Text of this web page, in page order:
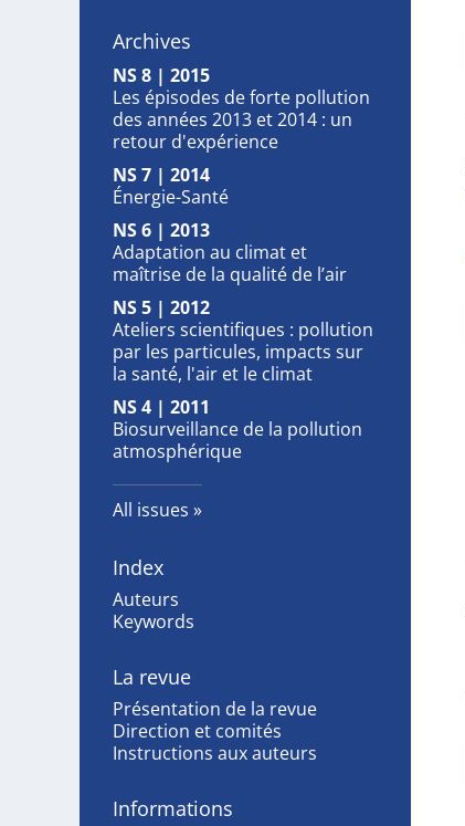
Archives
NS 8 | 2015
Les épisodes de forte pollution
des années 2013 et 2014 : un
retour d'expérience
NS 7 | 2014
Énergie-Santé
NS 6 | 2013
Adaptation au climat et
maîtrise de la qualité de l’air
NS 5 | 2012
Ateliers scientifiques : pollution
par les particules, impacts sur
la santé, l'air et le climat
NS 4 | 2011
Biosurveillance de la pollution
atmosphérique
All issues
Index
Auteurs
Keywords
La revue
Présentation de la revue
Direction et comités
Instructions aux auteurs
Informations